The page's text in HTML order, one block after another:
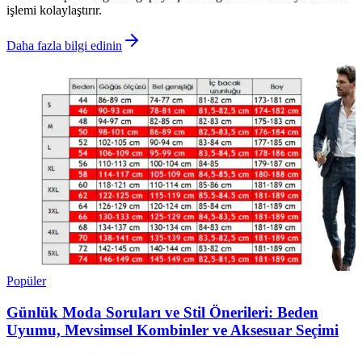
işlemi kolaylaştırır.
Daha fazla bilgi edinin
Popüler
Günlük Moda Soruları ve Stil Önerileri: Beden
Uyumu, Mevsimsel Kombinler ve Aksesuar Seçimi